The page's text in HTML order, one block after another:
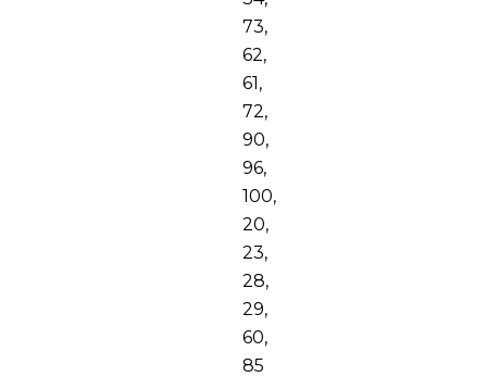
73,
62,
61,
72,
90,
96,
100,
20,
23,
28,
29,
60,
85